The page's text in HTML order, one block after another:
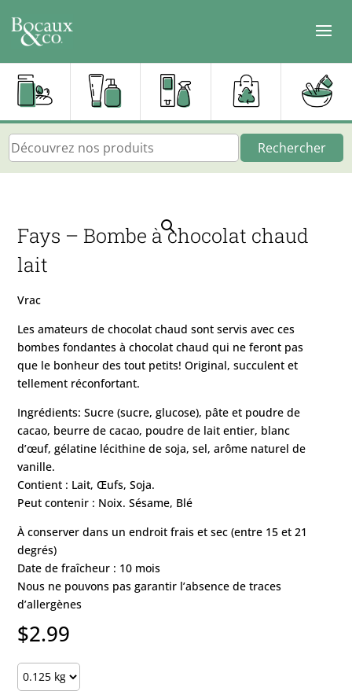
Rechercher
Fays – Bombe à chocolat chaud
lait
Vrac
Les amateurs de chocolat chaud sont servis avec ces
bombes fondantes à chocolat chaud qui ne feront pas
que le bonheur des tout petits! Original, succulent et
tellement réconfortant.
Ingrédients: Sucre (sucre, glucose), pâte et poudre de
cacao, beurre de cacao, poudre de lait entier, blanc
d’œuf, gélatine lécithine de soja, sel, arôme naturel de
vanille.
Contient : Lait, Œufs, Soja.
Peut contenir : Noix. Sésame, Blé
À conserver dans un endroit frais et sec (entre 15 et 21
degrés)
Date de fraîcheur : 10 mois
Nous ne pouvons pas garantir l’absence de traces
d’allergènes
$2.99
Fays